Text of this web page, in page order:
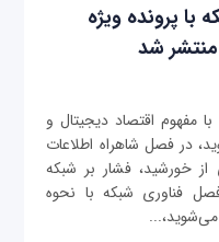
شبکه با پرونده ویژه
شد
شبکه با مفهوم اقتصاد دیجیتال و
در فصل شاهراه اطلاعات
از خورشید، فشار بر شبکه
فناوری شبکه با نحوه
می‌شوید،...